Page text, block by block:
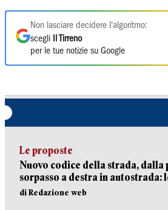
Non lasciare decidere l'algoritmo:
scegli
Il Tirreno
per le tue notizie su Google
Le proposte
Nuovo codice della strada, dalla
sorpasso a destra in autostrada:
di Redazione web